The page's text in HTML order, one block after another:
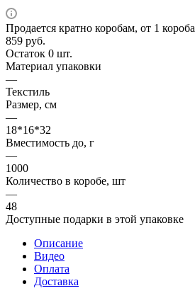
Продается кратно коробам, от 1 короба
859 руб.
Остаток 0 шт.
Материал упаковки
—
Текстиль
Размер, см
—
18*16*32
Вместимость до, г
—
1000
Количество в коробе, шт
—
48
Доступные подарки в этой упаковке
Описание
Видео
Оплата
Доставка